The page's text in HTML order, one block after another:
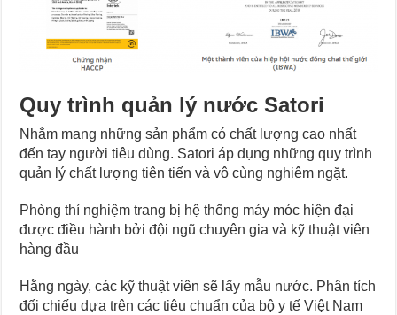
Quy trình quản lý nước Satori
Nhằm mang những sản phẩm có chất lượng cao nhất
đến tay người tiêu dùng. Satori áp dụng những quy trình
quản lý chất lượng tiên tiến và vô cùng nghiêm ngặt.
Phòng thí nghiệm trang bị hệ thống máy móc hiện đại
được điều hành bởi đội ngũ chuyên gia và kỹ thuật viên
hàng đầu
Hằng ngày, các kỹ thuật viên sẽ lấy mẫu nước. Phân tích
đối chiếu dựa trên các tiêu chuẩn của bộ y tế Việt Nam